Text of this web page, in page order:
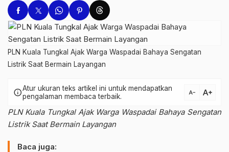
PLN Kuala Tungkal Ajak Warga Waspadai Bahaya Sengatan
Listrik Saat Bermain Layangan
infoAtur ukuran teks artikel ini untuk mendapatkan
pengalaman membaca terbaik.
text_decrease text_increase
PLN Kuala Tungkal Ajak Warga Waspadai Bahaya Sengatan
Listrik Saat Bermain Layangan
Baca juga: